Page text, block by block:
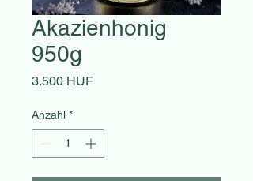
Akazienhonig
950g
3.500 HUFPreis
Anzahl *